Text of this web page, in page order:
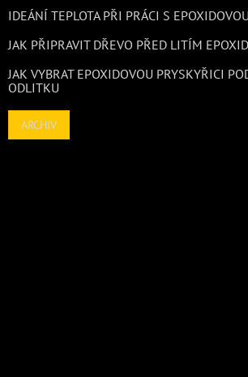
IDEÁNÍ TEPLOTA PŘI PRÁCI S
JAK PŘIPRAVIT DŘEVO PŘED LITÍM
JAK VYBRAT EPOXIDOVOU PRYSKYŘICI
ODLITKU
ARCHIV